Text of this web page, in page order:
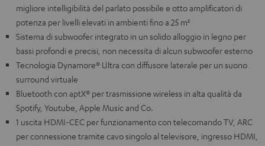
migliore intelligibilità del parlato possibile e otto amplificatori di
potenza per livelli elevati in ambienti fino a 25 m²
Sistema di subwoofer integrato in un solido alloggio in legno per
bassi profondi e precisi, non necessita di alcun subwoofer esterno
Tecnologia Dynamore® Ultra con diffusore laterale per un suono
surround virtuale
Bluetooth con aptX® per trasmissione wireless in alta qualità da
Spotify, Youtube, Apple Music and Co.
1 uscita HDMI-CEC per funzionamento con telecomando TV, ARC
per connessione tramite cavo singolo al televisore, ingresso HDMI,